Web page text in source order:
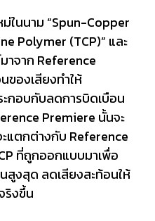
ในนาม “Spun-Copper
Polymer (TCP)” และ
จาก Reference
ของเสียงทำให้
กอบกับลดการบิดเบือน
Premiere นั้นจะ
แตกต่างกับ Reference
ที่ถูกออกแบบมาเพื่อ
สูงสุด ลดเสียงสะท้อนให้
ริงขึ้น